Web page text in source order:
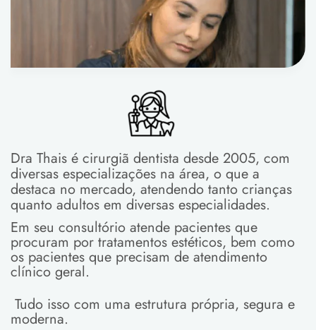
Dra Thais é cirurgiã dentista desde 2005, com
diversas especializações na área, o que a
destaca no mercado, atendendo tanto crianças
quanto adultos em diversas especialidades.
Em seu consultório atende pacientes que
procuram por tratamentos estéticos, bem como
os pacientes que precisam de atendimento
clínico geral.
Tudo isso com uma estrutura própria, segura e
moderna.